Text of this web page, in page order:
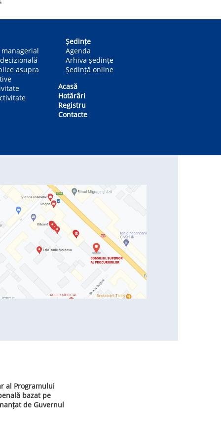
asupra
Ședințe
Agenda
Arhiva ședințe
Ședință online
Acasă
Hotărâri
Registru
Contacte
al Programului
bazat pe
de Guvernul